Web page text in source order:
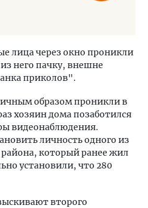
лица через окно проникли
него пачку, внешне
приколов".
образом проникли в
хозяин дома позаботился
видеонаблюдения.
личность одного из
который ранее жил
установили, что 280
второго